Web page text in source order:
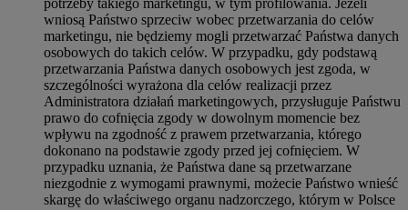
wniosą Państwo sprzeciw wobec przetwarzania do celów
marketingu, nie będziemy mogli przetwarzać Państwa danych
osobowych do takich celów. W przypadku, gdy podstawą
przetwarzania Państwa danych osobowych jest zgoda, w
szczególności wyrażona dla celów realizacji przez
Administratora działań marketingowych, przysługuje Państwu
prawo do cofnięcia zgody w dowolnym momencie bez
wpływu na zgodność z prawem przetwarzania, którego
dokonano na podstawie zgody przed jej cofnięciem. W
przypadku uznania, że Państwa dane są przetwarzane
niezgodnie z wymogami prawnymi, możecie Państwo wnieść
skargę do właściwego organu nadzorczego, którym w Polsce